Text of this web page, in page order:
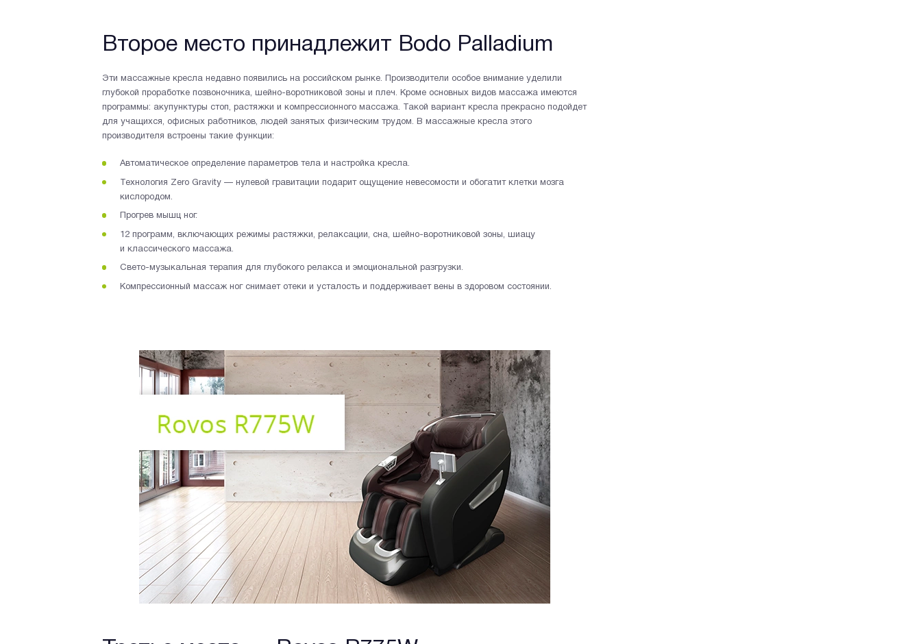
Второе место принадлежит Bodo Palladium
Эти массажные кресла недавно появились на российском рынке. Производители особое внимание уделили
глубокой проработке позвоночника, шейно-воротниковой зоны и плеч. Кроме основных видов массажа имеются
программы: акупунктуры стоп, растяжки и компрессионного массажа. Такой вариант кресла прекрасно подойдет
для учащихся, офисных работников, людей занятых физическим трудом. В массажные кресла этого
производителя встроены такие функции:
Автоматическое определение параметров тела и настройка кресла.
Технология Zero Gravity — нулевой гравитации подарит ощущение невесомости и обогатит клетки мозга
кислородом.
Прогрев мышц ног.
12 программ, включающих режимы растяжки, релаксации, сна, шейно-воротниковой зоны, шиацу
и классического массажа.
Свето-музыкальная терапия для глубокого релакса и эмоциональной разгрузки.
Компрессионный массаж ног снимает отеки и усталость и поддерживает вены в здоровом состоянии.